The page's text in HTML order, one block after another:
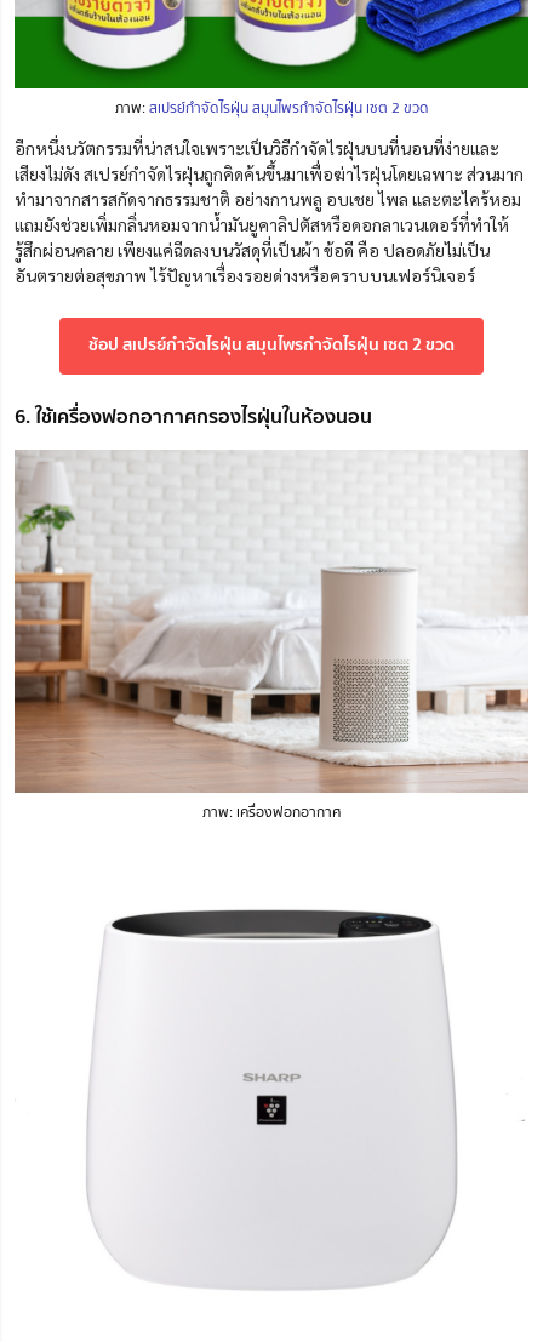
ภาพ:สเปรย์กําจัดไรฝุ่น สมุนไพรกำจัดไรฝุ่น เซต 2 ขวด
อีกหนึ่งนวัตกรรมที่น่าสนใจเพราะเป็นวิธีกําจัดไรฝุ่นบนที่นอนที่ง่ายและ
เสียงไม่ดัง สเปรย์กำจัดไรฝุ่นถูกคิดค้นขึ้นมาเพื่อฆ่าไรฝุ่นโดยเฉพาะ ส่วนมาก
ทำมาจากสารสกัดจากธรรมชาติ อย่างกานพลู อบเชย ไพล และตะไคร้หอม
แถมยังช่วยเพิ่มกลิ่นหอมจากน้ำมันยูคาลิปตัสหรือดอกลาเวนเดอร์ที่ทำให้
รู้สึกผ่อนคลาย เพียงแค่ฉีดลงบนวัสดุที่เป็นผ้า ข้อดี คือ ปลอดภัยไม่เป็น
อันตรายต่อสุขภาพ ไร้ปัญหาเรื่องรอยด่างหรือคราบบนเฟอร์นิเจอร์
ช้อป สเปรย์กําจัดไรฝุ่น สมุนไพรกำจัดไรฝุ่น เซต 2 ขวด
6. ใช้เครื่องฟอกอากาศกรองไรฝุ่นในห้องนอน
ภาพ: เครื่องฟอกอากาศ